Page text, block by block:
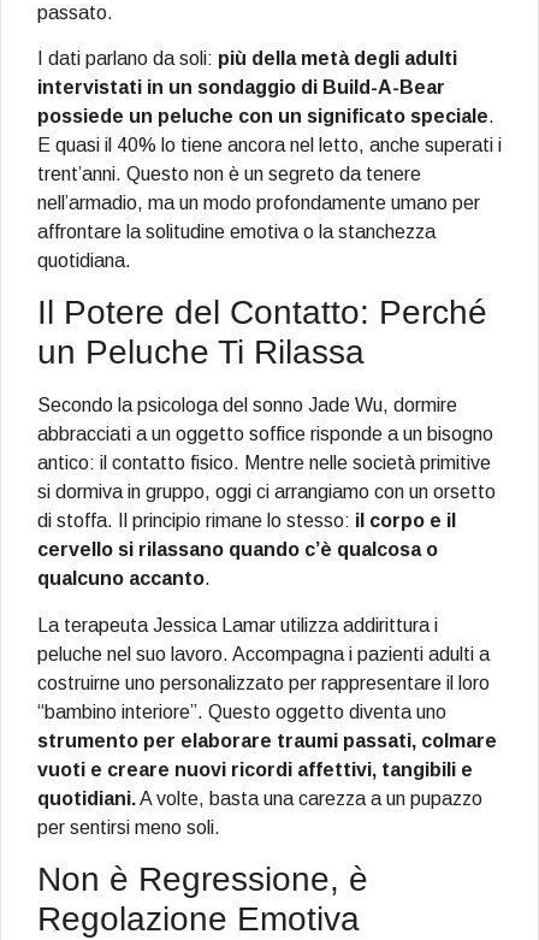
passato.
I dati parlano da soli: più della metà degli adulti
intervistati in un sondaggio di Build-A-Bear
possiede un peluche con un significato speciale.
E quasi il 40% lo tiene ancora nel letto, anche superati i
trent’anni. Questo non è un segreto da tenere
nell’armadio, ma un modo profondamente umano per
affrontare la solitudine emotiva o la stanchezza
quotidiana.
Il Potere del Contatto: Perché
un Peluche Ti Rilassa
Secondo la psicologa del sonno Jade Wu, dormire
abbracciati a un oggetto soffice risponde a un bisogno
antico: il contatto fisico. Mentre nelle società primitive
si dormiva in gruppo, oggi ci arrangiamo con un orsetto
di stoffa. Il principio rimane lo stesso: il corpo e il
cervello si rilassano quando c’è qualcosa o
qualcuno accanto.
La terapeuta Jessica Lamar utilizza addirittura i
peluche nel suo lavoro. Accompagna i pazienti adulti a
costruirne uno personalizzato per rappresentare il loro
“bambino interiore”. Questo oggetto diventa uno
strumento per elaborare traumi passati, colmare
vuoti e creare nuovi ricordi affettivi, tangibili e
quotidiani.A volte, basta una carezza a un pupazzo
per sentirsi meno soli.
Non è Regressione, è
Regolazione Emotiva